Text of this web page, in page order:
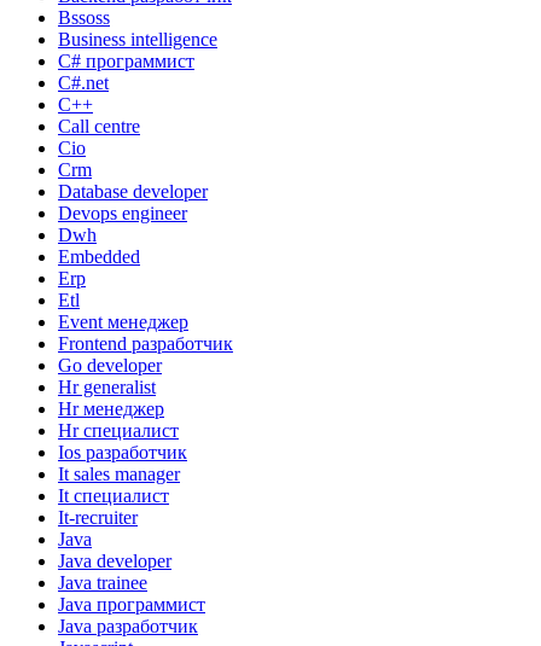
Bssoss
Business intelligence
C# программист
C#.net
C++
Call centre
Cio
Crm
Database developer
Devops engineer
Dwh
Embedded
Erp
Etl
Event менеджер
Frontend разработчик
Go developer
Hr generalist
Hr менеджер
Hr специалист
Ios разработчик
It sales manager
It специалист
It-recruiter
Java
Java developer
Java trainee
Java программист
Java разработчик